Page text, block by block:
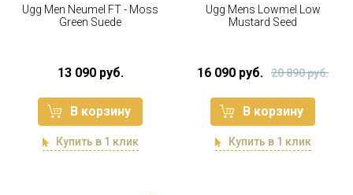
Ugg Men Neumel FT - Moss
Green Suede
13 090 руб.
В корзину
Купить в 1 клик
Ugg Mens Lowmel Low
Mustard Seed
16 090 руб. 20 890 руб.
В корзину
Купить в 1 клик